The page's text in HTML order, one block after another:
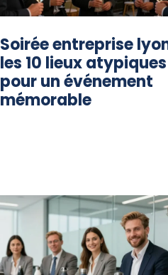
Soirée entreprise
les 10 lieux atypiques
pour un événement
mémorable